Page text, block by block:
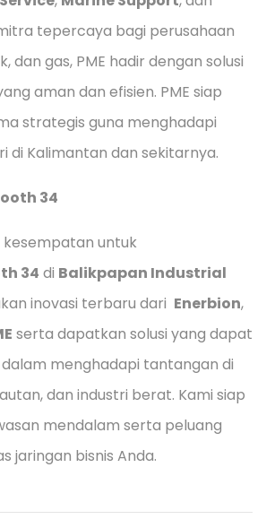
tepercaya bagi perusahaan
dan gas, PME hadir dengan solusi
aman dan efisien. PME siap
strategis guna menghadapi
di Kalimantan dan sekitarnya.
34
untuk
34 di Balikpapan Industrial
inovasi terbaru dari Enerbion,
serta dapatkan solusi yang dapat
menghadapi tantangan di
dan industri berat. Kami siap
mendalam serta peluang
jaringan bisnis Anda.